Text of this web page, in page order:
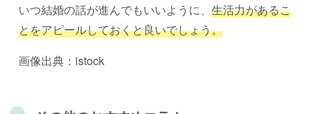
いつ結婚の話が進んでもいいように、 生活力があるこ
とをアピールしておくと良いでしょう。
画像出典：istock